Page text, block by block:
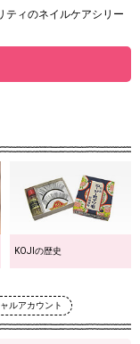
ティのネイルケアシリー
KOJIの歴史
ルアカウント